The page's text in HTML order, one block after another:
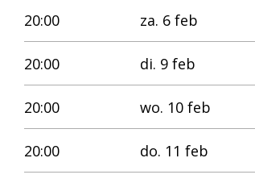
20:00 za. 6 feb
20:00 di. 9 feb
20:00 wo. 10 feb
20:00 do. 11 feb